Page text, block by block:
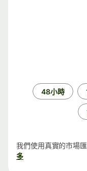
48小時
我們使用真實的市場
多